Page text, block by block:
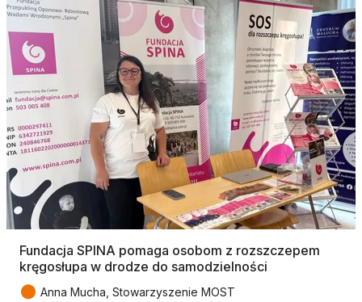
Fundacja SPINA pomaga osobom z rozszczepem
kręgosłupa w drodze do samodzielności
● Anna Mucha, Stowarzyszenie MOST